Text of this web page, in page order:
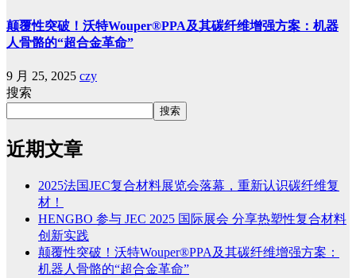
颠覆性突破！沃特Wouper®PPA及其碳纤维增强方案：机器
人骨骼的“超合金革命”
9 月 25, 2025 czy
搜索
搜索
近期文章
2025法国JEC复合材料展览会落幕，重新认识碳纤维复
材！
HENGBO 参与 JEC 2025 国际展会 分享热塑性复合材料
创新实践
颠覆性突破！沃特Wouper®PPA及其碳纤维增强方案：
机器人骨骼的“超合金革命”